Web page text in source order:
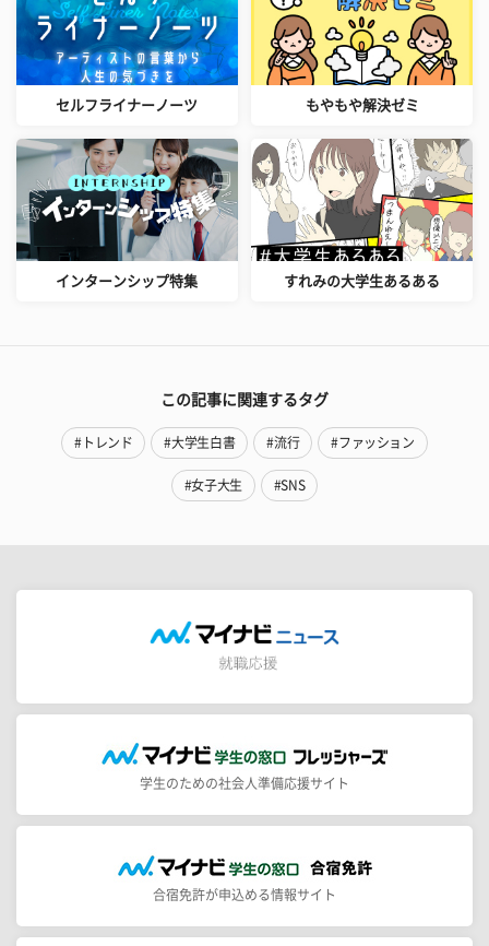
セルフライナーノーツ もやもや解決ゼミ
インターンシップ特集 すれみの大学生あるある
この記事に関連するタグ
#トレンド #大学生白書 #流行 #ファッション
#女子大生 #SNS
学生のための社会人準備応援サイト
合宿免許が申込める情報サイト